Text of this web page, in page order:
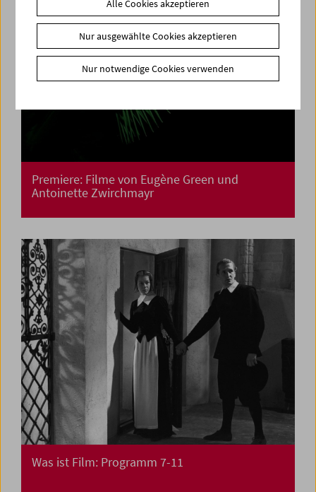
Premiere: Filme von Eugène Green und
Antoinette Zwirchmayr
Was ist Film: Programm 7-11
Alle Cookies akzeptieren
Nur ausgewählte Cookies akzeptieren
Nur notwendige Cookies verwenden